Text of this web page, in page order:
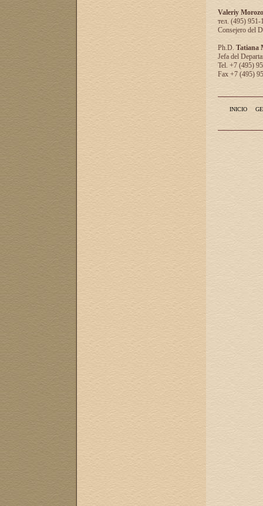
Valeriy
тел. (495) 951-
Consejero del
Ph.D. Tatiana
Jefa del
Tel. +7 (495)
Fax +7 (495)
INICIO